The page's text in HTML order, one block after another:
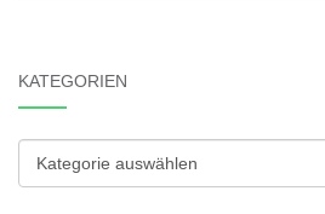
KATEGORIEN
Kategorien